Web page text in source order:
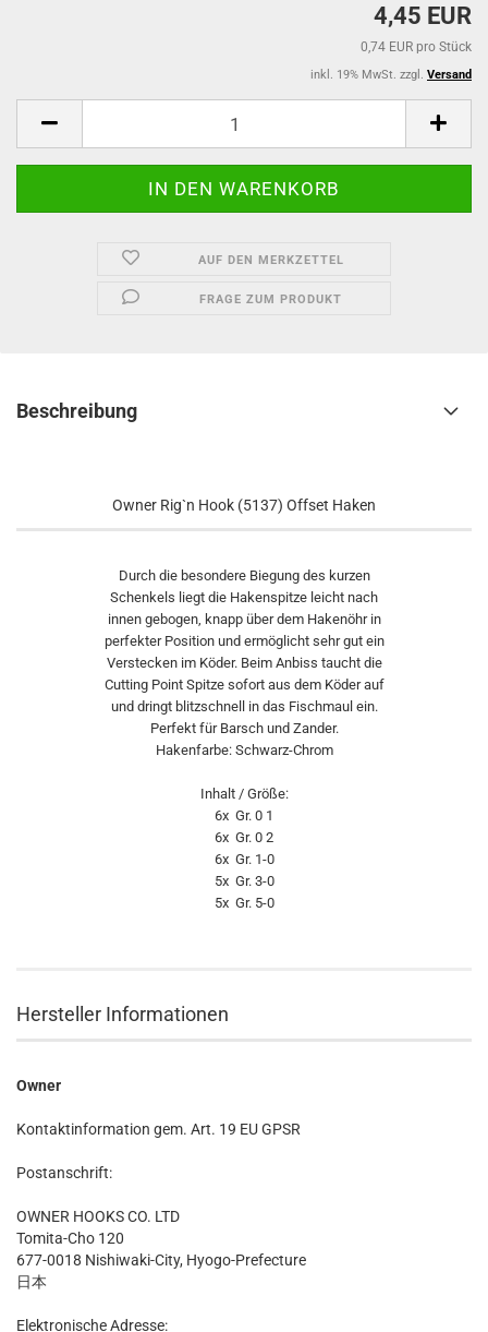
4,45 EUR
0,74 EUR pro Stück
inkl. 19% MwSt. zzgl. Versand
AUF DEN MERKZETTEL
FRAGE ZUM PRODUKT
Beschreibung
Owner Rig`n Hook (5137) Offset Haken
Durch die besondere Biegung des kurzen
Schenkels liegt die Hakenspitze leicht nach
innen gebogen, knapp über dem Hakenöhr in
perfekter Position und ermöglicht sehr gut ein
Verstecken im Köder. Beim Anbiss taucht die
Cutting Point Spitze sofort aus dem Köder auf
und dringt blitzschnell in das Fischmaul ein.
Perfekt für Barsch und Zander.
Hakenfarbe: Schwarz-Chrom
Inhalt / Größe:
6x Gr. 0 1
6x Gr. 0 2
6x Gr. 1-0
5x Gr. 3-0
5x Gr. 5-0
Hersteller Informationen
Owner
Kontaktinformation gem. Art. 19 EU GPSR
Postanschrift:
OWNER HOOKS CO. LTD
Tomita-Cho 120
677-0018 Nishiwaki-City, Hyogo-Prefecture
日本
Elektronische Adresse: